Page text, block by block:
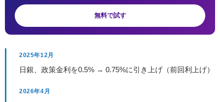
無料で試す
2025年12月
日銀、政策金利を0.5% → 0.75%に引き上げ（前回利上げ）
2026年4月